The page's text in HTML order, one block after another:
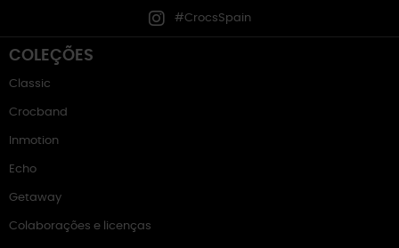
#CrocsSpain
COLEÇÕES
Classic
Crocband
Inmotion
Echo
Getaway
Colaborações e licenças